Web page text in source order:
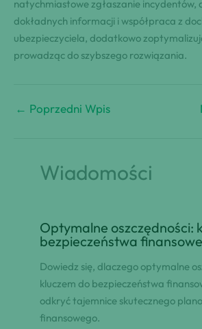
natychmiastowe zgłaszanie incydentów,
dokładnych informacji i współpraca z
ubezpieczyciela, dodatkowo
prowadząc do szybszego rozwiązania.
← Poprzedni Wpis
Wiadomości
Optymalne oszczędności:
bezpieczeństwa
Dowiedz się, dlaczego optymalne
kluczem do bezpieczeństwa
odkryć tajemnice skutecznego
finansowego.